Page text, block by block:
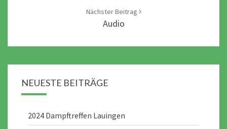
Nächster Beitrag
Audio
NEUESTE BEITRÄGE
2024 Dampftreffen Lauingen